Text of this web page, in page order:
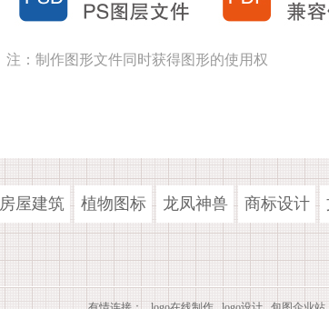
注：制作图形文件同时获得图形的使用权
房屋建筑 植物图标 龙凤神兽 商标设计